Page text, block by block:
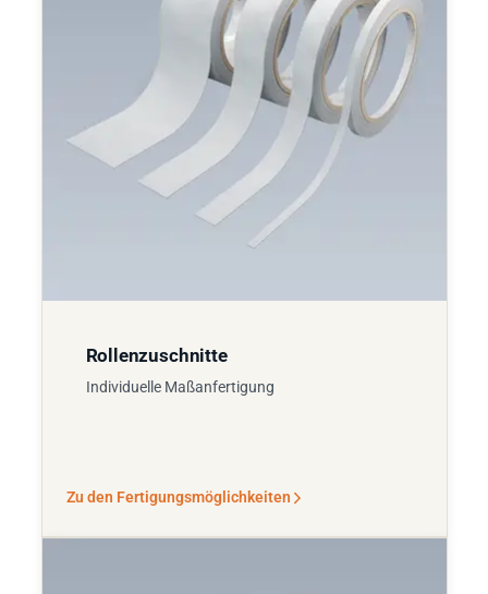
Rollenzuschnitte
Individuelle Maßanfertigung
Zu den Fertigungsmöglichkeiten